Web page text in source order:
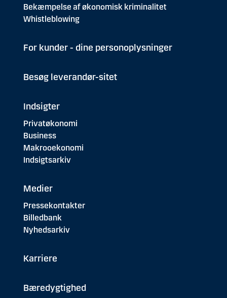
Bekæmpelse af økonomisk kriminalitet
Whistleblowing
For kunder - dine personoplysninger
Besøg leverandør-sitet
Indsigter
Privatøkonomi
Business
Makrooekonomi
Indsigtsarkiv
Medier
Pressekontakter
Billedbank
Nyhedsarkiv
Karriere
Bæredygtighed